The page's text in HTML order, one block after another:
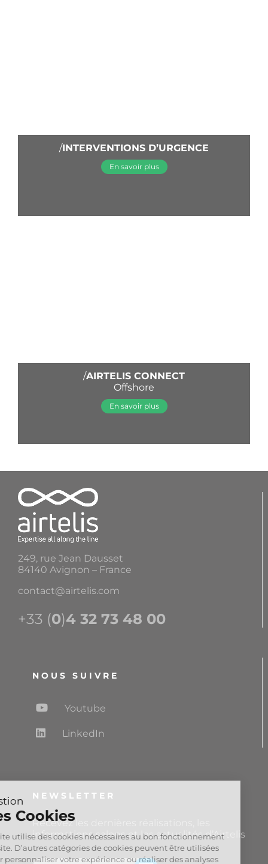
/INTERVENTIONS D’URGENCE
En savoir plus
/AIRTELIS CONNECT
Offshore
En savoir plus
249, rue Jean Dausset
84140 Avignon – France
contact@airtelis.com
+33 (0)4 32 73 48 00
NOUS SUIVRE
Youtube
LinkedIn
NEWSLETTER
Recevez les dernières réalisations, les
informations salons et les actualités d’Airtelis
des Cookies
Ce site utilise des cookies nécessaires
au bon fonctionnement du site.
D’autres catégories de cookies peuvent être utilisées pour
personnaliser votre expérience ou réaliser des analyses pour